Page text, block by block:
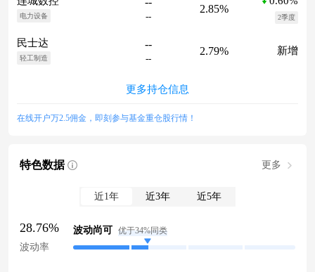
电力设备 --
2.85%
2季度
民士达
轻工制造
--
--
2.79% 新增
更多持仓信息
在线开户万2.5佣金，即刻参与基金重仓股行情！
特色数据 更多
近1年 近3年 近5年
28.76%
波动率
波动尚可 优于34%同类